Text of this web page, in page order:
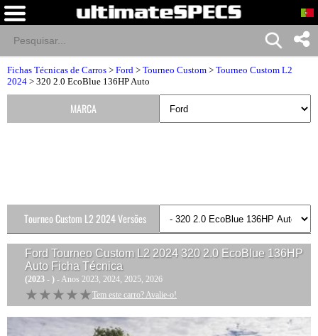
Fichas Técnicas de Carros > Ford > Tourneo Custom > Tourneo Custom L2
2024 > 320 2.0 EcoBlue 136HP Auto
Ford Tourneo Custom L2 2024 320 2.0 EcoBlue 136HP
Auto Ficha Técnica
(2023 - ) - Anos 2023, 2024, 2025, 2026
★★★★★
★★★★★ Tem este carro? Avalie-o!
MARCA
Tourneo Custom L2 2024 Versões